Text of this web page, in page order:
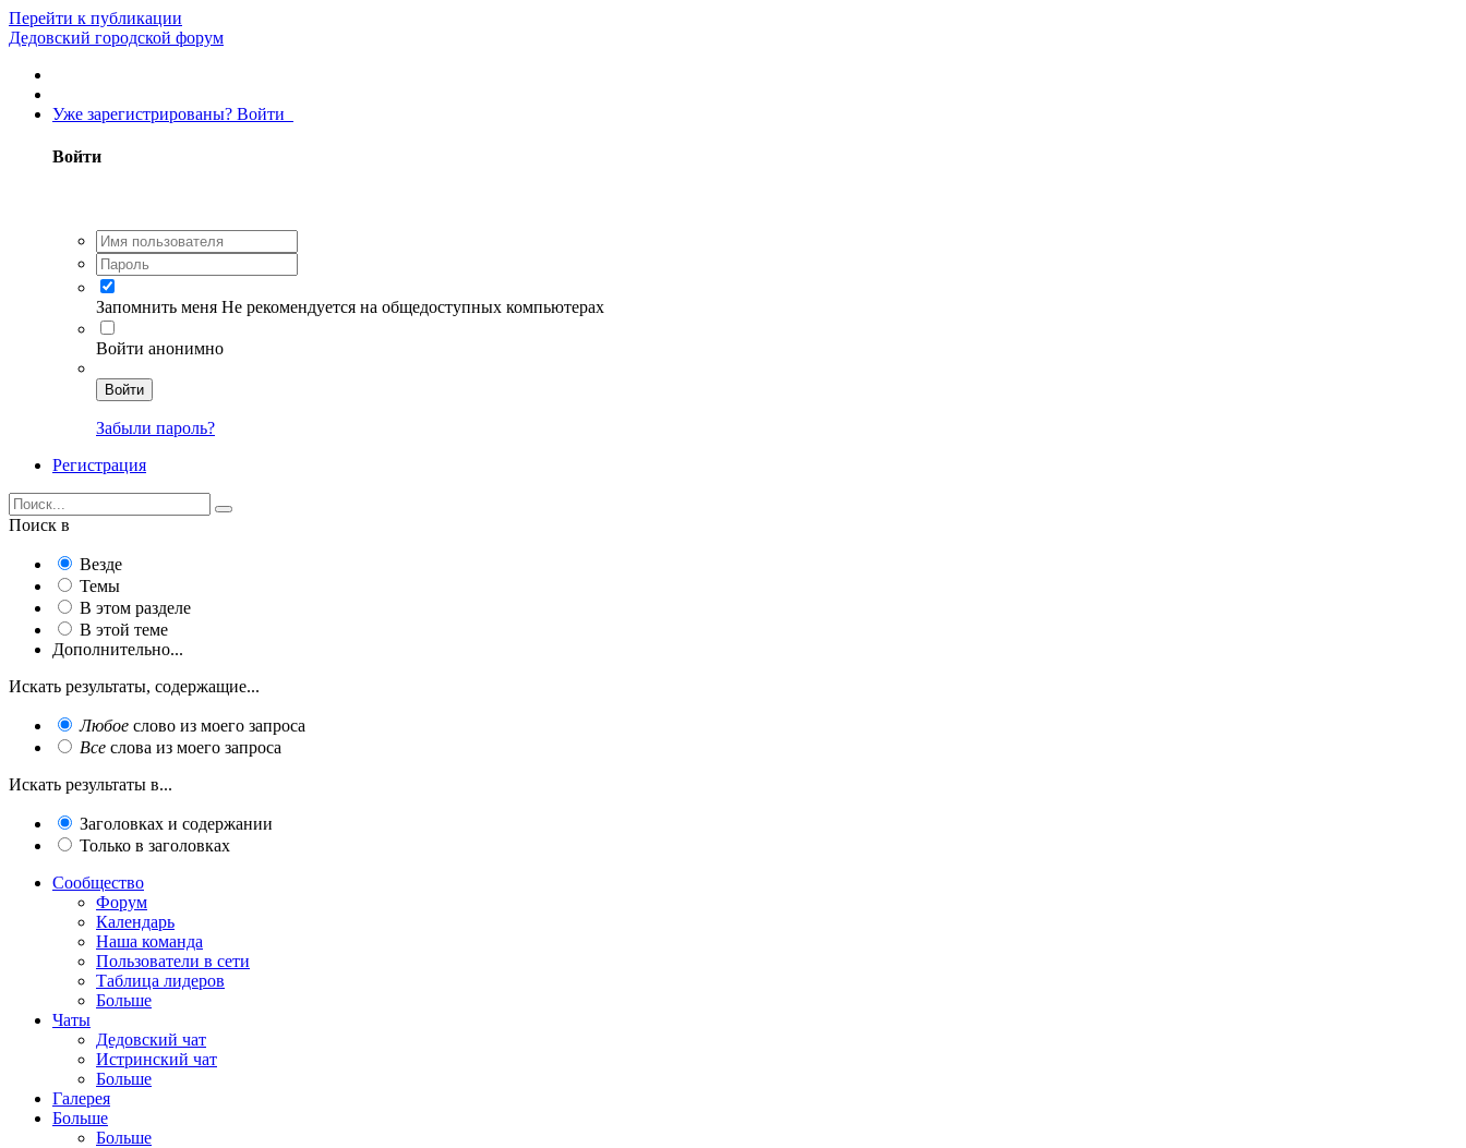
Перейти к публикации
Дедовский городской форум
Уже зарегистрированы? Войти
Войти
Запомнить меня Не рекомендуется на общедоступных компьютерах
Войти анонимно
Войти
Забыли пароль?
Регистрация
Поиск в
Везде
Темы
В этом разделе
В этой теме
Дополнительно...
Искать результаты, содержащие...
Любое слово из моего запроса
Все слова из моего запроса
Искать результаты в...
Заголовках и содержании
Только в заголовках
Сообщество
Форум
Календарь
Наша команда
Пользователи в сети
Таблица лидеров
Больше
Чаты
Дедовский чат
Истринский чат
Больше
Галерея
Больше
Больше